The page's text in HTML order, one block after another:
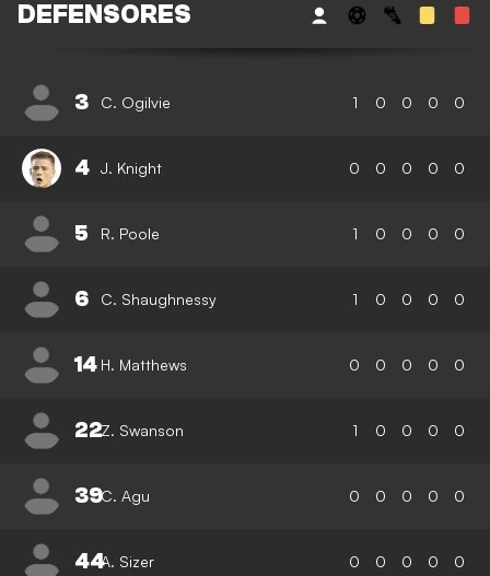
DEFENSORES
3 C. Ogilvie 1 0 0 0 0
4 J. Knight 0 0 0 0 0
5 R. Poole 1 0 0 0 0
6 C. Shaughnessy 1 0 0 0 0
14 H. Matthews 0 0 0 0 0
22Z. Swanson 1 0 0 0 0
39C. Agu 0 0 0 0 0
44A. Sizer 0 0 0 0 0